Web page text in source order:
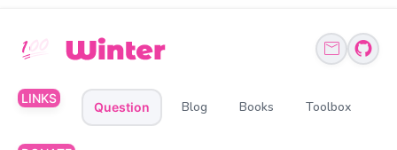
LINKS
Question Blog Books Toolbox